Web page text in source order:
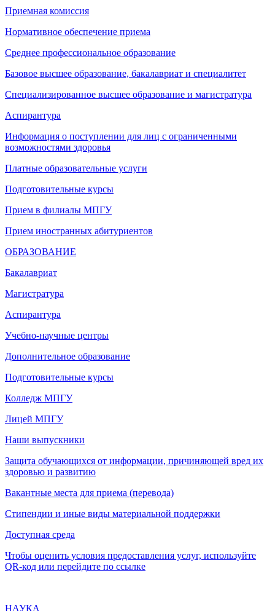
Приемная комиссия
Нормативное обеспечение приема
Среднее профессиональное образование
Базовое высшее образование, бакалавриат и специалитет
Специализированное высшее образование и магистратура
Аспирантура
Информация о поступлении для лиц с ограниченными
возможностями здоровья
Платные образовательные услуги
Подготовительные курсы
Прием в филиалы МПГУ
Прием иностранных абитуриентов
ОБРАЗОВАНИЕ
Бакалавриат
Магистратура
Аспирантура
Учебно-научные центры
Дополнительное образование
Подготовительные курсы
Колледж МПГУ
Лицей МПГУ
Наши выпускники
Защита обучающихся от информации, причиняющей вред их
здоровью и развитию
Вакантные места для приема (перевода)
Стипендии и иные виды материальной поддержки
Доступная среда
Чтобы оценить условия предоставления услуг, используйте
QR-код или перейдите по ссылке
НАУКА